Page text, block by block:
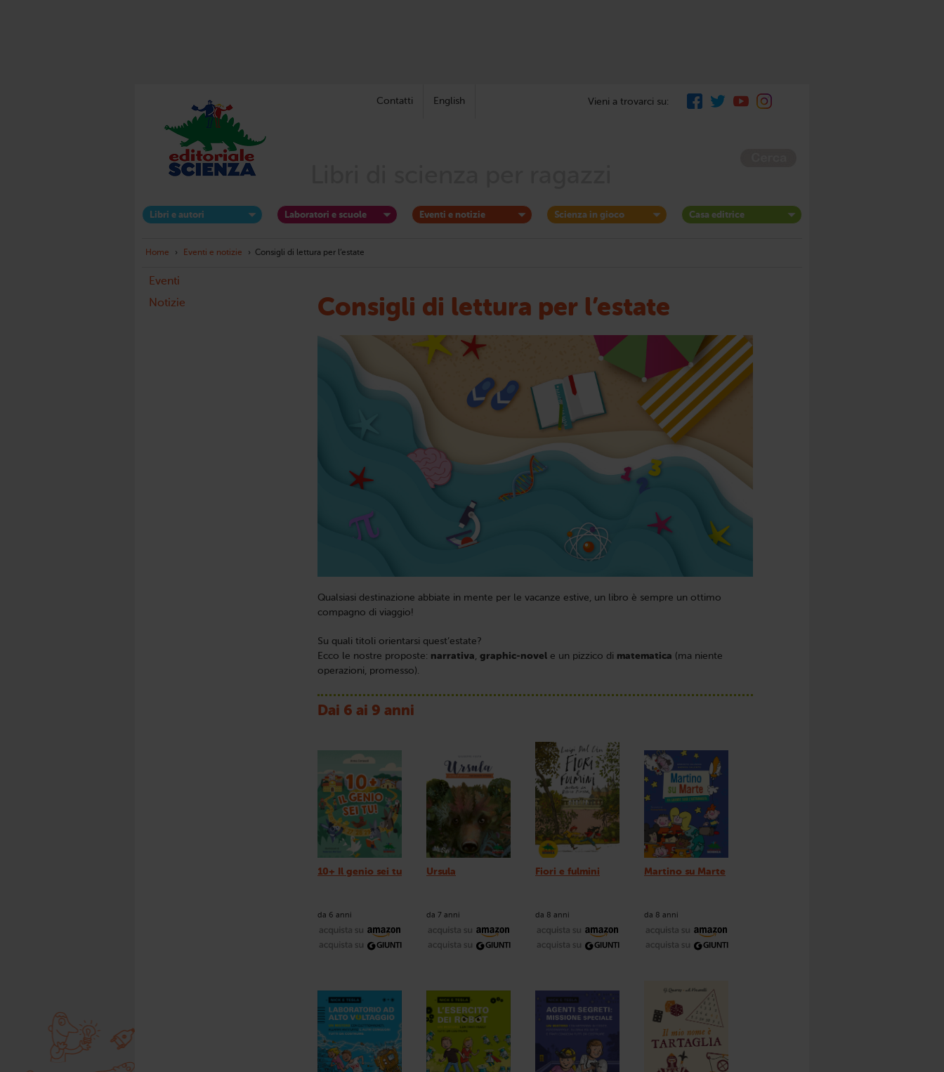
Contatti English Vieni a trovarci su:
Libri e autori Laboratori e scuole Eventi e notizie Scienza in gioco Casa editrice
Home › Eventi e notizie › Consigli di lettura per l’estate
Eventi
Notizie
Consigli di lettura per l’estate
Qualsiasi destinazione abbiate in mente per le vacanze estive, un libro è sempre un ottimo
compagno di viaggio!
Su quali titoli orientarsi quest’estate?
Ecco le nostre proposte: narrativa, graphic-novel e un pizzico di matematica (ma niente
operazioni, promesso).
Dai 6 ai 9 anni
10+ Il genio sei tu
da 6 anni
Ursula
da 7 anni
Fiori e fulmini
da 8 anni
Martino su Marte
da 8 anni